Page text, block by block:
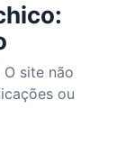
site não
ou